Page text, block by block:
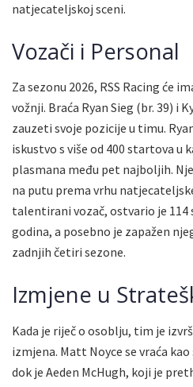
natjecateljskoj sceni.
Vozači i Personal
Za sezonu 2026, RSS Racing će
vožnji. Braća Ryan Sieg (br. 39) i
zauzeti svoje pozicije u timu.
iskustvo s više od 400 startova u
plasmana među pet najboljih.
na putu prema vrhu
talentirani vozač, ostvario je
godina, a posebno je zapažen
zadnjih četiri sezone.
Izmjene u
Kada je riječ o osoblju, tim je
izmjena. Matt Noyce se vraća kao
dok je Aeden McHugh, koji je